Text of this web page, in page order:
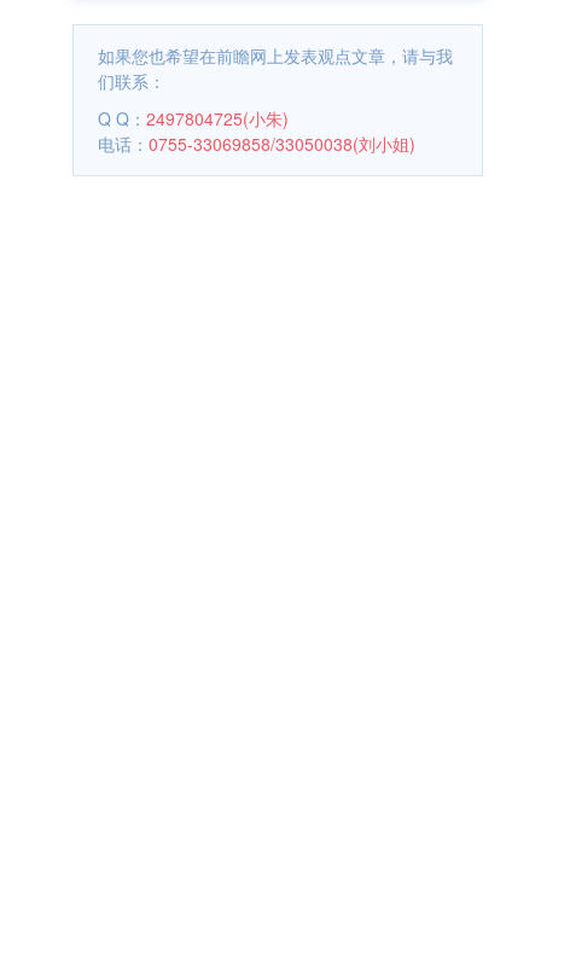
如果您也希望在前瞻网上发表观点文章，请与我
们联系：
Q Q： 2497804725(小朱)
电话： 0755-33069858/33050038(刘小姐)